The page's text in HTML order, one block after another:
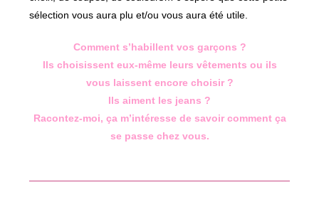
sélection vous aura plu et/ou vous aura été utile.
Comment s’habillent vos garçons ?
Ils choisissent eux-même leurs vêtements ou ils
vous laissent encore choisir ?
Ils aiment les jeans ?
Racontez-moi, ça m’intéresse de savoir comment ça
se passe chez vous.